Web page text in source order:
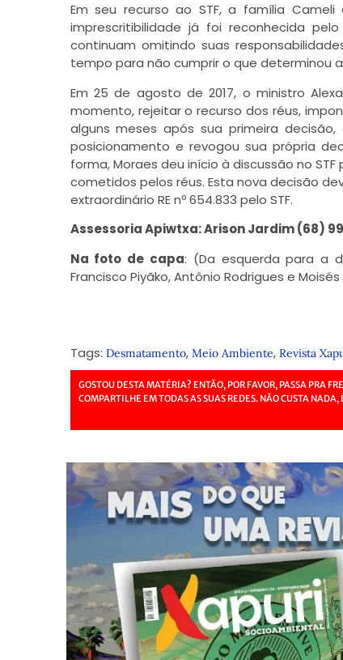
Em seu recurso ao STF, a família
imprescritibilidade já foi reconhecida
continuam omitindo suas
tempo para não cumprir o que determinou
Em 25 de agosto de 2017, o ministro
momento, rejeitar o recurso dos réus,
alguns meses após sua primeira
posicionamento e revogou sua própria
forma, Moraes deu início à discussão no
cometidos pelos réus. Esta nova decisão
extraordinário RE nº 654.833 pelo STF.
Assessoria Apiwtxa: Arison Jardim (68)
Na foto de capa: (Da esquerda para a
Francisco Piyãko, Antônio Rodrigues e
Tags: Desmatamento, Meio Ambiente, Revista
GOSTOU DESTA MATÉRIA? ENTÃO, POR FAVOR, PASSA PRA
COMPARTILHE EM TODAS AS SUAS REDES. NÃO CUSTA NADA,